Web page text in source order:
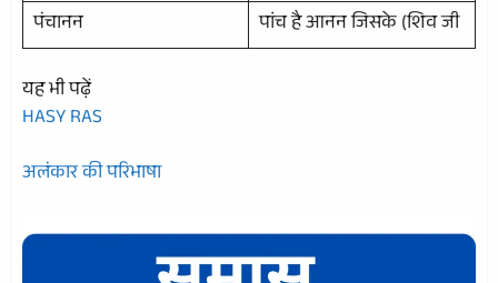
पंचानन पांच है आनन जिसके (शिव जी
यह भी पढ़ें
HASY RAS
अलंकार की परिभाषा